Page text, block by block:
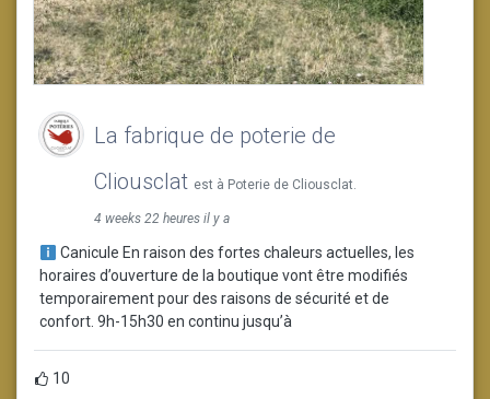
La fabrique de poterie de
Cliousclat est à Poterie de Cliousclat.
4 weeks 22 heures il y a
Canicule En raison des fortes chaleurs actuelles, les
horaires d’ouverture de la boutique vont être modifiés
temporairement pour des raisons de sécurité et de
confort. 9h-15h30 en continu jusqu’à
10